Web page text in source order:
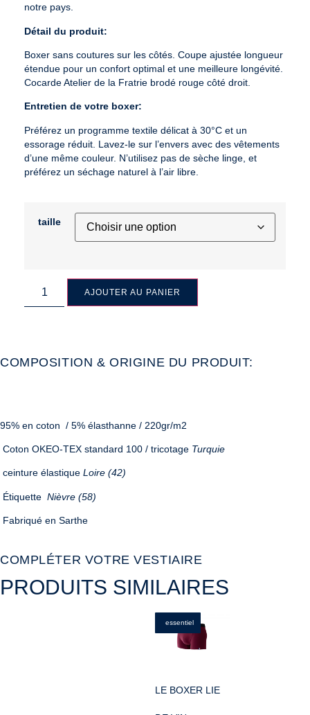
notre pays.
Détail du produit:
Boxer sans coutures sur les côtés. Coupe ajustée longueur
étendue pour un confort optimal et une meilleure longévité.
Cocarde Atelier de la Fratrie brodé rouge côté droit.
Entretien de votre boxer:
Préférez un programme textile délicat à 30°C et un
essorage réduit. Lavez-le sur l’envers avec des vêtements
d’une même couleur. N’utilisez pas de sèche linge, et
préférez un séchage naturel à l’air libre.
taille
AJOUTER AU PANIER
COMPOSITION & ORIGINE DU PRODUIT:
95% en coton / 5% élasthanne / 220gr/m2
Coton OKEO-TEX standard 100 / tricotage Turquie
ceinture élastique Loire (42)
Étiquette Nièvre (58)
Fabriqué en Sarthe
COMPLÉTER VOTRE VESTIAIRE
PRODUITS SIMILAIRES
LE BOXER LIE
essentiel